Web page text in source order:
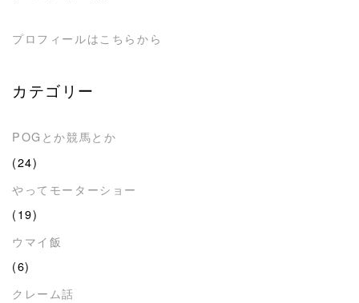
プロフィールはこちらから
カテゴリー
POGとか競馬とか
(24)
やってモーターショー
(19)
ウマイ飯
(6)
クレーム話